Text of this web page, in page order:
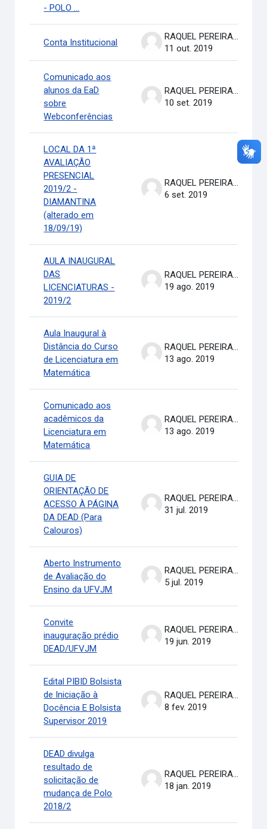
- POLO ...
Conta Institucional
RAQUEL PEREIRA DE ARRUDA
11 out. 2019
Comunicado aos
alunos da EaD
sobre
Webconferências
RAQUEL PEREIRA DE ARRUDA
10 set. 2019
LOCAL DA 1ª
AVALIAÇÃO
PRESENCIAL
2019/2 -
DIAMANTINA
(alterado em
18/09/19)
RAQUEL PEREIRA DE ARRUDA
6 set. 2019
AULA INAUGURAL
DAS
LICENCIATURAS -
2019/2
RAQUEL PEREIRA DE ARRUDA
19 ago. 2019
Aula Inaugural à
Distância do Curso
de Licenciatura em
Matemática
RAQUEL PEREIRA DE ARRUDA
13 ago. 2019
Comunicado aos
acadêmicos da
Licenciatura em
Matemática
RAQUEL PEREIRA DE ARRUDA
13 ago. 2019
GUIA DE
ORIENTAÇÃO DE
ACESSO À PÁGINA
DA DEAD (Para
Calouros)
RAQUEL PEREIRA DE ARRUDA
31 jul. 2019
Aberto Instrumento
de Avaliação do
Ensino da UFVJM
RAQUEL PEREIRA DE ARRUDA
5 jul. 2019
Convite
inauguração prédio
DEAD/UFVJM
RAQUEL PEREIRA DE ARRUDA
19 jun. 2019
Edital PIBID Bolsista
de Iniciação à
Docência E Bolsista
Supervisor 2019
RAQUEL PEREIRA DE ARRUDA
8 fev. 2019
DEAD divulga
resultado de
solicitação de
mudança de Polo
2018/2
RAQUEL PEREIRA DE ARRUDA
18 jan. 2019